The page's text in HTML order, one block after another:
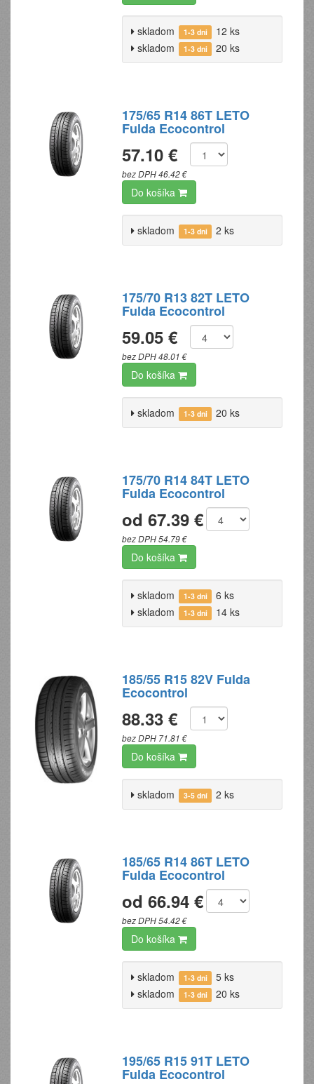
skladom 1-3 dni
12 ks
skladom
1-3 dni 20 ks
175/65 R14 86T LETO
Fulda Ecocontrol
57.10 €
bez DPH 46.42 €
Do košíka
skladom 1-3 dni 2 ks
175/70 R13 82T LETO
Fulda Ecocontrol
59.05 €
bez DPH 48.01 €
Do košíka
skladom 1-3 dni 20 ks
175/70 R14 84T LETO
Fulda Ecocontrol
od 67.39 €
bez DPH 54.79 €
Do košíka
skladom 1-3 dni
6 ks
skladom
1-3 dni 14 ks
185/55 R15 82V Fulda
Ecocontrol
88.33 €
bez DPH 71.81 €
Do košíka
skladom 3-5 dní 2 ks
185/65 R14 86T LETO
Fulda Ecocontrol
od 66.94 €
bez DPH 54.42 €
Do košíka
skladom 1-3 dni
5 ks
skladom
1-3 dni 20 ks
195/65 R15 91T LETO
Fulda Ecocontrol